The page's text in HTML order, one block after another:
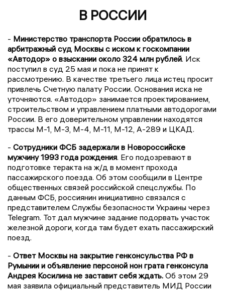
В РОССИИ
- Министерство транспорта России обратилось в
арбитражный суд Москвы с иском к госкомпании
«Автодор» о взыскании около 324 млн рублей. Иск
поступил в суд 25 мая и пока не принят к
рассмотрению. В качестве третьего лица истец просит
привлечь Счетную палату России. Основания иска не
уточняются. «Автодор» занимается проектированием,
строительством и управлением платными автодорогами
России. В его доверительном управлении находятся
трассы М-1, М-3, М-4, М-11, М-12, А-289 и ЦКАД.
- Сотрудники ФСБ задержали в Новороссийске
мужчину 1993 года рождения. Его подозревают в
подготовке теракта на ж/д в момент прохода
пассажирского поезда. Об этом сообщили в Центре
общественных связей российской спецслужбы. По
данным ФСБ, россиянин инициативно связался с
представителем Службы безопасности Украины через
Telegram. Тот дал мужчине задание подорвать участок
железной дороги, когда там будет ехать пассажирский
поезд.
- Ответ Москвы на закрытие генконсульства РФ в
Румынии и объявление персоной нон грата генконсула
Андрея Косилина не заставит себя ждать. Об этом 29
мая заявила официальный представитель МИД России